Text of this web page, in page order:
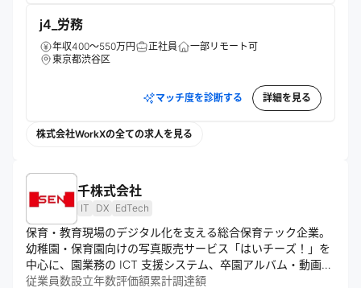
j4_労務
年収400～550万円 正社員
一部リモート可
東京都渋谷区
マッチ度を診断する 詳細を見る
株式会社WorkXの全ての求人を見る
千株式会社
IT DX EdTech
保育・教育現場のデジタル化を支える総合保育テック企業。
幼稚園・保育園向けの写真販売サービス「はいチーズ！」を
中心に、園業務の ICT 支援システム、卒園アルバム・動画制
作、給食食材配達・食育サービスなど幅広く提供し、保育士
従業員数設立年数評価額累計調達額